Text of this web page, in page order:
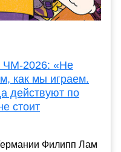
ЧМ-2026: «Не
как мы играем.
действуют по
стоит
Филипп Лам